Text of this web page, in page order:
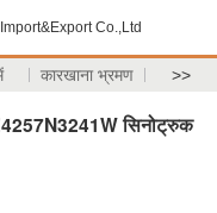
Co.,Ltd
कारखाना भ्रमण >>
सिनोट्रुक